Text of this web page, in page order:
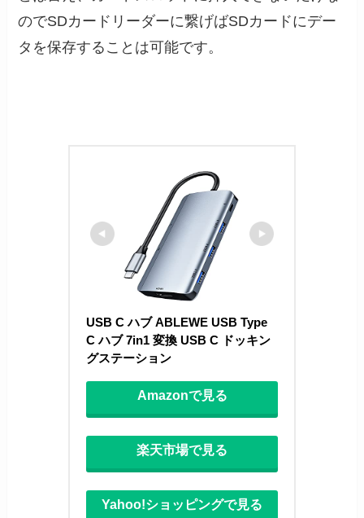
のでSDカードリーダーに繋げばSDカードにデー
タを保存することは可能です。
USB C ハブ ABLEWE USB Type
C ハブ 7in1 変換 USB C ドッキン
グステーション
Amazonで見る
楽天市場で見る
Yahoo!ショッピングで見る